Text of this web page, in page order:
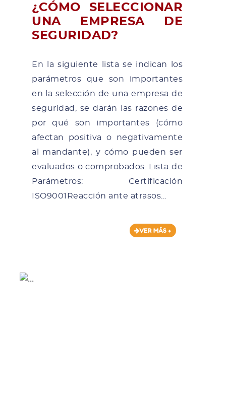
¿CÓMO SELECCIONAR
UNA EMPRESA DE
SEGURIDAD?
En la siguiente lista se indican los
parámetros que son importantes
en la selección de una empresa de
seguridad, se darán las razones de
por qué son importantes (cómo
afectan positiva o negativamente
al mandante), y cómo pueden ser
evaluados o comprobados. Lista de
Parámetros: Certificación
ISO9001Reacción ante atrasos...
VER MÁS +